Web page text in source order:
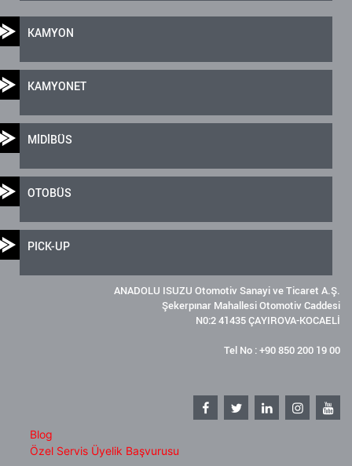
KAMYON
KAMYONET
MİDİBÜS
OTOBÜS
PICK-UP
ANADOLU ISUZU Otomotiv Sanayi ve Ticaret A.Ş.
Şekerpınar Mahallesi Otomotiv Caddesi
N0:2 41435 ÇAYIROVA-KOCAELİ
Tel No : +90 850 200 19 00
Blog
Özel Servis Üyelik Başvurusu